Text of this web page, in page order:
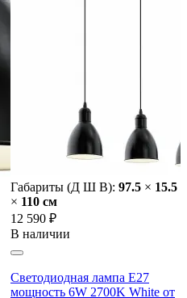
Габариты (Д Ш В): 97.5 × 15.5
× 110 cм
12 590 ₽
В наличии
Светодиодная лампа E27
мощность 6W 2700K White от